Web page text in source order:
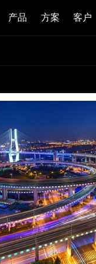
产品 方案 客户